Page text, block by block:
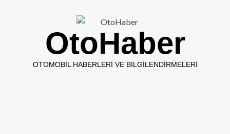
OtoHaber
OTOMOBIL HABERLERI VE BILGILENDIRMELERI